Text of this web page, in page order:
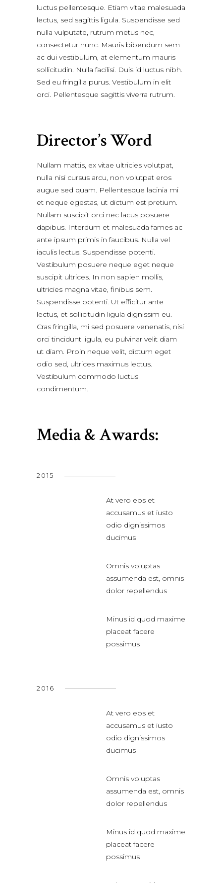
luctus pellentesque. Etiam vitae malesuada
lectus, sed sagittis ligula. Suspendisse sed
nulla vulputate, rutrum metus nec,
consectetur nunc. Mauris bibendum sem
ac dui vestibulum, at elementum mauris
sollicitudin. Nulla facilisi. Duis id luctus nibh.
Sed eu fringilla purus. Vestibulum in elit
orci. Pellentesque sagittis viverra rutrum.
Director’s Word
Nullam mattis, ex vitae ultricies volutpat,
nulla nisi cursus arcu, non volutpat eros
augue sed quam. Pellentesque lacinia mi
et neque egestas, ut dictum est pretium.
Nullam suscipit orci nec lacus posuere
dapibus. Interdum et malesuada fames ac
ante ipsum primis in faucibus. Nulla vel
iaculis lectus. Suspendisse potenti.
Vestibulum posuere neque eget neque
suscipit ultrices. In non sapien mollis,
ultricies magna vitae, finibus sem.
Suspendisse potenti. Ut efficitur ante
lectus, et sollicitudin ligula dignissim eu.
Cras fringilla, mi sed posuere venenatis, nisi
orci tincidunt ligula, eu pulvinar velit diam
ut diam. Proin neque velit, dictum eget
odio sed, ultrices maximus lectus.
Vestibulum commodo luctus
condimentum.
Media & Awards:
2015
At vero eos et
accusamus et iusto
odio dignissimos
ducimus
Omnis voluptas
assumenda est, omnis
dolor repellendus
Minus id quod maxime
placeat facere
possimus
2016
At vero eos et
accusamus et iusto
odio dignissimos
ducimus
Omnis voluptas
assumenda est, omnis
dolor repellendus
Minus id quod maxime
placeat facere
possimus